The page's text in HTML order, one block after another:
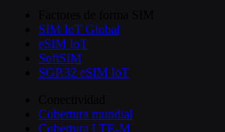
SIM IoT Global
eSIM IoT
SoftSIM
SGP.32 eSIM IoT
Cobertura mundial
Cobertura LTE-M